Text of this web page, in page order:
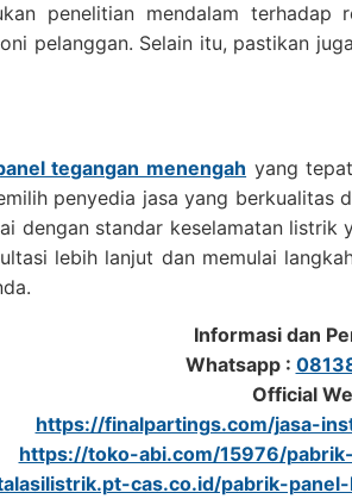
penelitian mendalam
pelanggan. Selain itu, pastikan
tegangan menengah yang
penyedia jasa yang berkualitas
dengan standar keselamatan
lebih lanjut dan memulai
Informasi dan
Whatsapp :
Official
https://finalpartings.com/jasa-
https://toko-abi.com/15976/
cas.co.id/pabrik-